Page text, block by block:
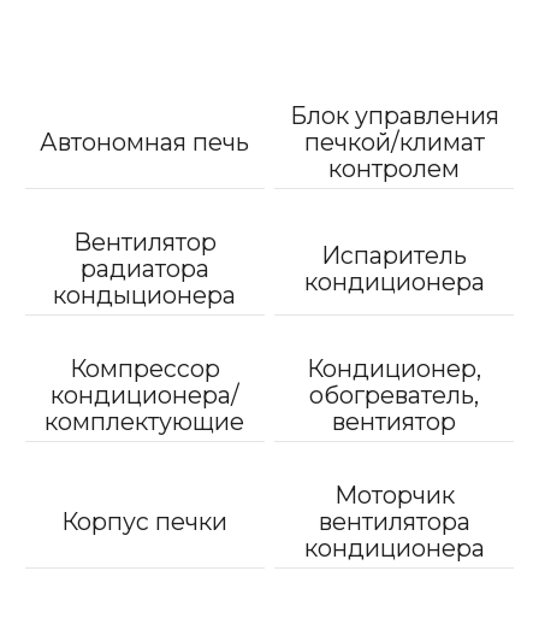
Автономная печь
Блок управления
печкой/климат
контролем
Вентилятор
радиатора
кондыционера
Испаритель
кондиционера
Компрессор
кондиционера/
комплектующие
Кондиционер,
обогреватель,
вентиятор
Корпус печки
Моторчик
вентилятора
кондиционера